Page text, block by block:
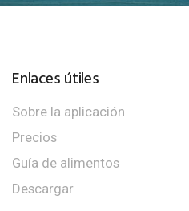
Enlaces útiles
Sobre la aplicación
Precios
Guía de alimentos
Descargar